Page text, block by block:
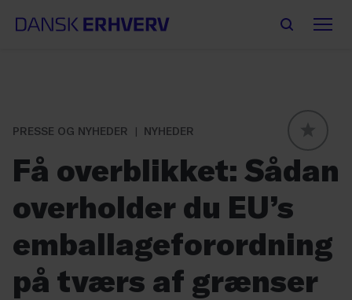
PRESSE OG NYHEDER
NYHEDER
Få overblikket: Sådan
overholder du EU’s
emballageforordning
på tværs af grænser